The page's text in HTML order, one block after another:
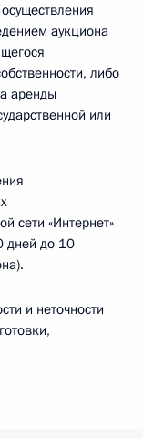
аукциона
либо
аренды
или
сети «Интернет»
дней до 10
и неточности